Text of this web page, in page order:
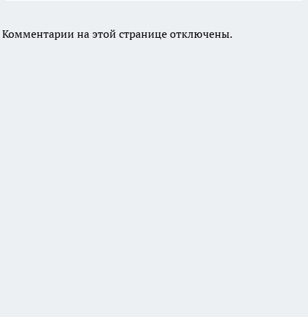
Комментарии на этой странице отключены.